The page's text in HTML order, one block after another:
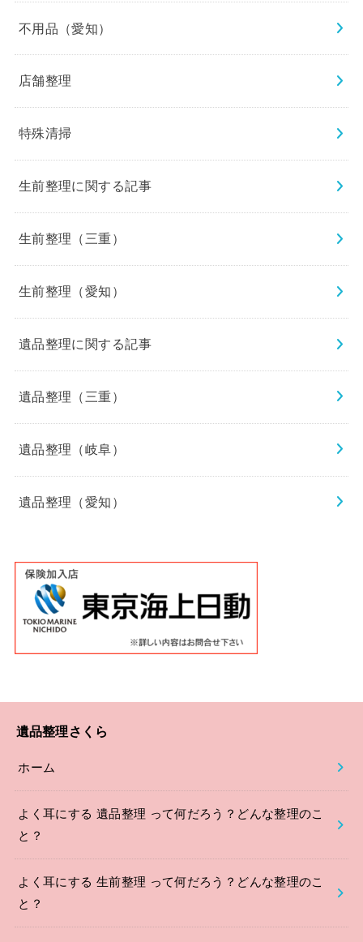
不用品（愛知）
店舗整理
特殊清掃
生前整理に関する記事
生前整理（三重）
生前整理（愛知）
遺品整理に関する記事
遺品整理（三重）
遺品整理（岐阜）
遺品整理（愛知）
遺品整理さくら
ホーム
よく耳にする 遺品整理 って何だろう？どんな整理のこ
と？
よく耳にする 生前整理 って何だろう？どんな整理のこ
と？